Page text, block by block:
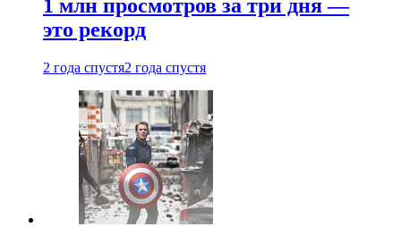
1 млн просмотров за три дня —
это рекорд
2 года спустя2 года спустя